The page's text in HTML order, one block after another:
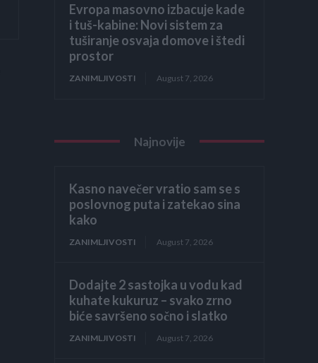
Evropa masovno izbacuje kade
i tuš-kabine: Novi sistem za
tuširanje osvaja domove i štedi
prostor
ZANIMLJIVOSTI August 7, 2026
Najnovije
Kasno navečer vratio sam se s
poslovnog puta i zatekao sina
kako
ZANIMLJIVOSTI August 7, 2026
Dodajte 2 sastojka u vodu kad
kuhate kukuruz – svako zrno
biće savršeno sočno i slatko
ZANIMLJIVOSTI August 7, 2026